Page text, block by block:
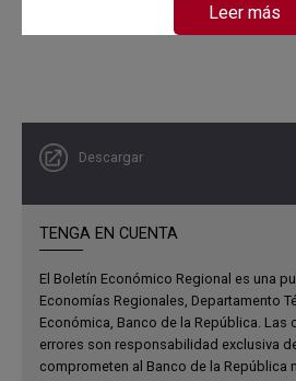
Descargar
TENGA EN CUENTA
El Boletín Económico Regional es una
Economías Regionales, Departamento
Económica, Banco de la República. Las
errores son responsabilidad exclusiva
comprometen al Banco de la República
Leer más